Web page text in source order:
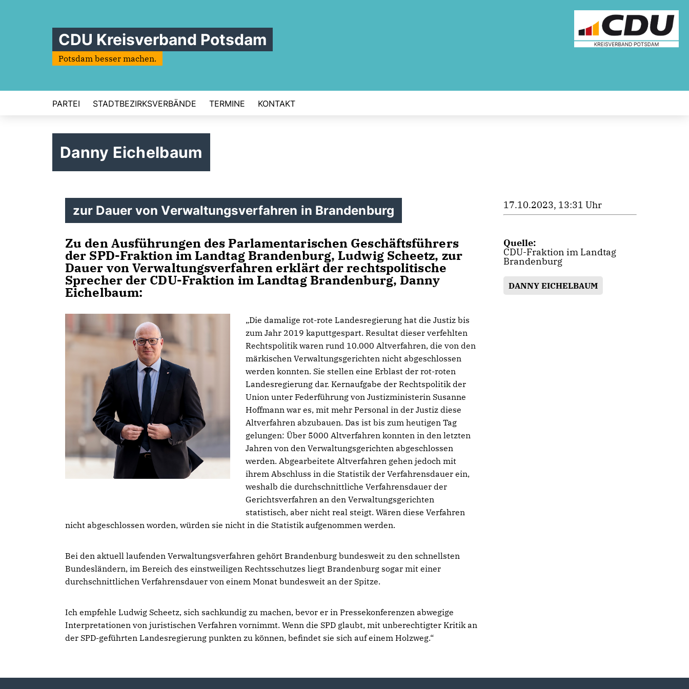
CDU Kreisverband Potsdam
Potsdam besser machen.
PARTEI STADTBEZIRKSVERBÄNDE TERMINE KONTAKT
Danny Eichelbaum
zur Dauer von Verwaltungsverfahren in Brandenburg
Zu den Ausführungen des Parlamentarischen Geschäftsführers
der SPD-Fraktion im Landtag Brandenburg, Ludwig Scheetz, zur
Dauer von Verwaltungsverfahren erklärt der rechtspolitische
Sprecher der CDU-Fraktion im Landtag Brandenburg, Danny
Eichelbaum:
Die damalige rot-rote Landesregierung hat die Justiz bis
zum Jahr 2019 kaputtgespart. Resultat dieser verfehlten
Rechtspolitik waren rund 10.000 Altverfahren, die von den
märkischen Verwaltungsgerichten nicht abgeschlossen
werden konnten. Sie stellen eine Erblast der rot-roten
Landesregierung dar. Kernaufgabe der Rechtspolitik der
Union unter Federführung von Justizministerin Susanne
Hoffmann war es, mit mehr Personal in der Justiz diese
Altverfahren abzubauen. Das ist bis zum heutigen Tag
gelungen: Über 5000 Altverfahren konnten in den letzten
Jahren von den Verwaltungsgerichten abgeschlossen
werden. Abgearbeitete Altverfahren gehen jedoch mit
ihrem Abschluss in die Statistik der Verfahrensdauer ein,
weshalb die durchschnittliche Verfahrensdauer der
Gerichtsverfahren an den Verwaltungsgerichten
statistisch, aber nicht real steigt. Wären diese Verfahren
nicht abgeschlossen worden, würden sie nicht in die Statistik aufgenommen werden.
Bei den aktuell laufenden Verwaltungsverfahren gehört Brandenburg bundesweit zu den schnellsten
Bundesländern, im Bereich des einstweiligen Rechtsschutzes liegt Brandenburg sogar mit einer
durchschnittlichen Verfahrensdauer von einem Monat bundesweit an der Spitze.
Ich empfehle Ludwig Scheetz, sich sachkundig zu machen, bevor er in Pressekonferenzen abwegige
Interpretationen von juristischen Verfahren vornimmt. Wenn die SPD glaubt, mit unberechtigter Kritik an
der SPD-geführten Landesregierung punkten zu können, befindet sie sich auf einem Holzweg.“
17.10.2023, 13:31 Uhr
Quelle:
CDU-Fraktion im Landtag
Brandenburg
DANNY EICHELBAUM